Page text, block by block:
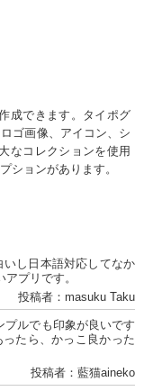
成できます。タイポグ
ゴ画像、アイコン、シ
なコレクションを使用
ションがあります。
し日本語対応してなか
プリです。
投稿者：masuku Taku
プルでも印象が良いです
たら、かっこ良かった
投稿者：藍猫aineko